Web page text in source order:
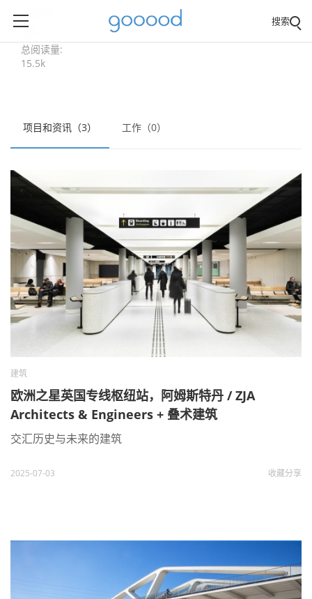
搜索
项目和资讯（3） 工作（0）
建筑
欧洲之星英国专线枢纽站，阿姆斯特丹 / ZJA
Architects & Engineers + 叠术建筑
交汇历史与未来的建筑
2025-07-03 收藏分享
studio
ZJA
总阅读量:
15.5k